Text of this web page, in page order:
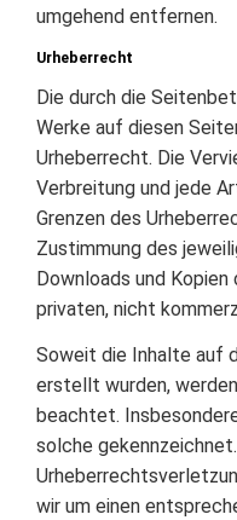
umgehend entfernen.
Urheberrecht
Die durch die
Werke auf diesen
Urheberrecht. Die
Verbreitung und jede
Grenzen des
Zustimmung des
Downloads und
privaten, nicht
Soweit die Inhalte auf
erstellt wurden,
beachtet.
solche
wir um einen